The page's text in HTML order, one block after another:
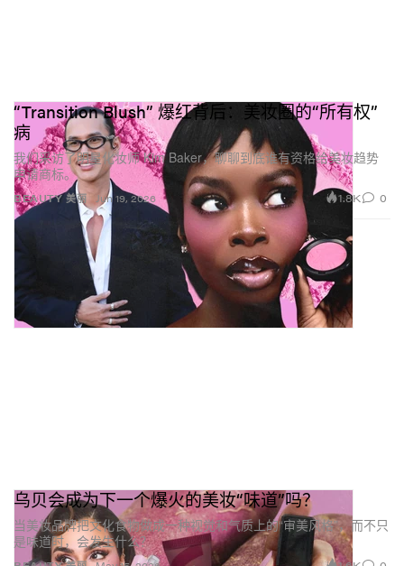
人都能自在表达自我。真正改变的，是我们不断推动这
一目标前行的方式——无论是拓展全新品类、升级产品
配方，还是更新包装设计，只为带来更顺畅的使用体
验。我们和社群一起长大，但来自 Milk Studios 与纽约
的那股创意能量，依旧是一切行动的核心。
关于 Clean Girl Makeup 热潮
我们从不认同妆容只有一种标准答案。一直以来启发我
们的，是整个创意文化，而非美妆规则。重启 Eye
我们的社群极其有热情，而我们也非常珍视这种热情，
因为这意味着大家真正在乎我们做的每一样东西。无论
是容量、包装，还是是否停产，这些讨论对我们都很重
BEAUTY 美丽
“Transition Blush” 爆红背后：美妆圈的“所有权”
病
我们采访了明星化妆师 Kim Baker，聊聊到底谁有资格给美妆趋势
申请商标。
Jun 19, 2026 1.8K 0
乌贝会成为下一个爆火的美妆“味道”吗？
当美妆品牌把文化食物做成一种视觉和气质上的“审美风格”，而不只
是味道时，会发生什么？